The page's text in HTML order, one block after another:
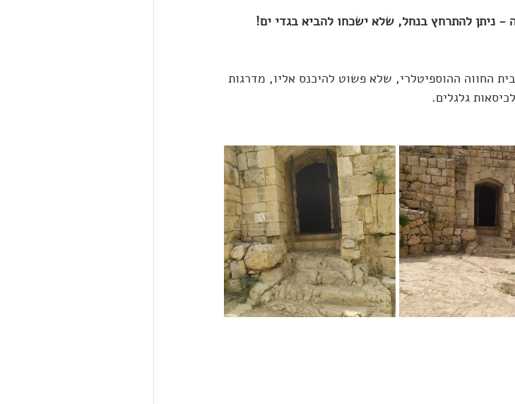
ניתן להתרחץ בנחל, שלא ישכחו להביא בגדי ים!
החווה ההוספיטלרי, שלא פשוט להיכנס אליו, מדרגות
גלגלים.